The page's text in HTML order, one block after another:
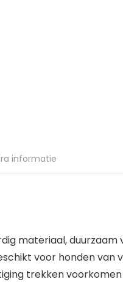
informatie
materiaal, duurzaam
voor honden van
trekken